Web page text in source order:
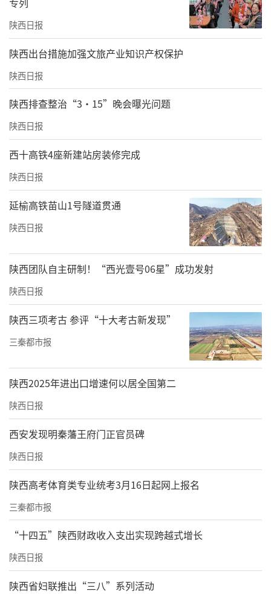
为此，卫国强团队设计了多处切口，通过头皮
冠状切口、眼睑切口及口内切口联合入路，巧
妙地将所有切口隐藏于发际内、眼睑缘或口腔
要神经、血管，精准复位各处骨折。
结合整形外科精细缝合技术，实现疤痕“隐
形”。264分钟后，用于固定骨折部位的18块钛
板、78枚钛钉被置入患者面部。和她日益清醒
的意识一样，镜子中清秀的面容逐渐清晰，容
保股骨头治疗 留住“原装”人生
右侧股骨颈粉碎性骨折，若置换人工关节，18
岁的她未来需多次翻修；若常规固定，股骨头
坏死、骨折不愈合超80%。
“为患者争取更好的预后，尽量保留她自己的
股骨头！”朱皓东反复阅片，查阅大量文献，
手绘方案图并耐心与患者家属沟通。最终，一
套创新手术方案确定：陈旧性股骨颈骨折切开
复位内固定复合自体带血管腓骨移植术。
陕西日报
​陕西出台措施加强文旅产业知识产权保护
陕西日报
陕西排查整治“3·15”晚会曝光问题
陕西日报
西十高铁4座新建站房装修完成
陕西日报
延榆高铁苗山1号隧道贯通
陕西日报
陕西团队自主研制！“西光壹号06星”成功发射
陕西日报
陕西三项考古 参评“十大考古新发现”
三秦都市报
陕西2025年进出口增速何以居全国第二
陕西日报
西安发现明秦藩王府门正官员碑
陕西日报
陕西高考体育类专业统考3月16日起网上报名
三秦都市报
“十四五”陕西财政收入支出实现跨越式增长
陕西日报
陕西省妇联推出“三八”系列活动